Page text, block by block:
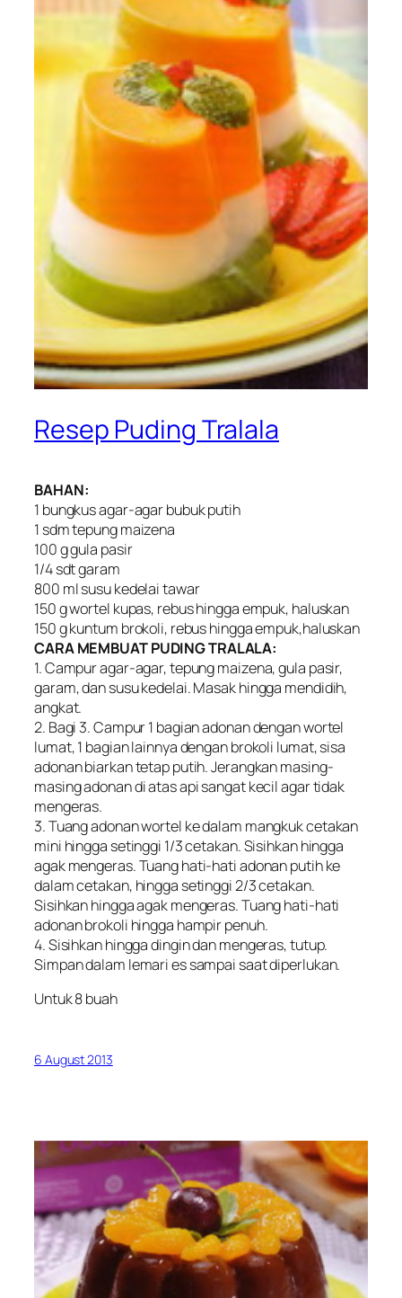
Resep Puding Tralala
BAHAN:
1 bungkus agar-agar bubuk putih
1 sdm tepung maizena
100 g gula pasir
1/4 sdt garam
800 ml susu kedelai tawar
150 g wortel kupas, rebus hingga empuk, haluskan
150 g kuntum brokoli, rebus hingga empuk,haluskan
CARA MEMBUAT PUDING TRALALA:
1. Campur agar-agar, tepung maizena, gula pasir,
garam, dan susu kedelai. Masak hingga mendidih,
angkat.
2. Bagi 3. Campur 1 bagian adonan dengan wortel
lumat, 1 bagian lainnya dengan brokoli lumat, sisa
adonan biarkan tetap putih. Jerangkan masing-
masing adonan di atas api sangat kecil agar tidak
mengeras.
3. Tuang adonan wortel ke dalam mangkuk cetakan
mini hingga setinggi 1/3 cetakan. Sisihkan hingga
agak mengeras. Tuang hati-hati adonan putih ke
dalam cetakan, hingga setinggi 2/3 cetakan.
Sisihkan hingga agak mengeras. Tuang hati-hati
adonan brokoli hingga hampir penuh.
4. Sisihkan hingga dingin dan mengeras, tutup.
Simpan dalam lemari es sampai saat diperlukan.
Untuk 8 buah
6 August 2013